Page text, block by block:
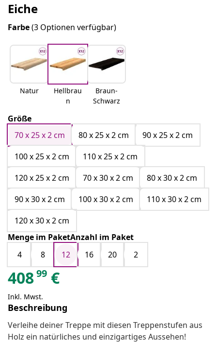
Eiche
Farbe(3 Optionen verfügbar)
Natur
Hellbrau
n
Braun-
Schwarz
Größe
70 x 25 x 2 cm
80 x 25 x 2 cm
90 x 25 x 2 cm
100 x 25 x 2 cm
110 x 25 x 2 cm
120 x 25 x 2 cm
70 x 30 x 2 cm
80 x 30 x 2 cm
90 x 30 x 2 cm
100 x 30 x 2 cm
110 x 30 x 2 cm
120 x 30 x 2 cm
Menge im PaketAnzahl im Paket
4
8 12 16 20 2
40899 €
Inkl. Mwst.
Beschreibung
Verleihe deiner Treppe mit diesen Treppenstufen aus
Holz ein natürliches und einzigartiges Aussehen!